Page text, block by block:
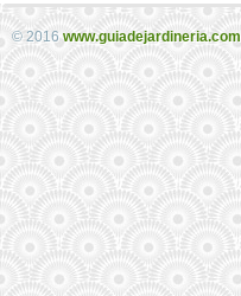
© 2016 www.guiadejardineria.com